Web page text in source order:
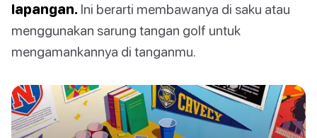
lapangan. Ini berarti membawanya di saku atau
menggunakan sarung tangan golf untuk
mengamankannya di tanganmu.